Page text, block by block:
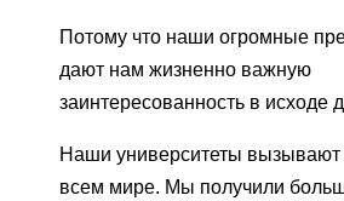
Потому что наши огромные
дают нам жизненно важную
заинтересованность в исходе
Наши университеты вызывают
всем мире. Мы получили